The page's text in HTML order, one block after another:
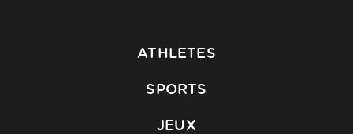
ATHLETES
SPORTS
JEUX